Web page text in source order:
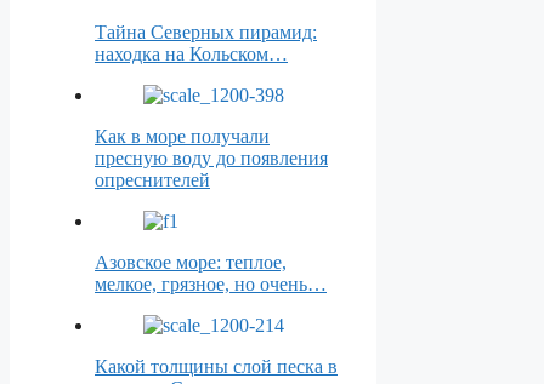
Тайна Северных пирамид:
находка на Кольском…
Как в море получали
пресную воду до появления
опреснителей
Азовское море: теплое,
мелкое, грязное, но очень…
Какой толщины слой песка в